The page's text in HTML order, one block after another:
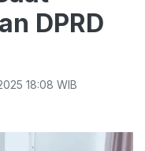
DPRD
18:08 WIB